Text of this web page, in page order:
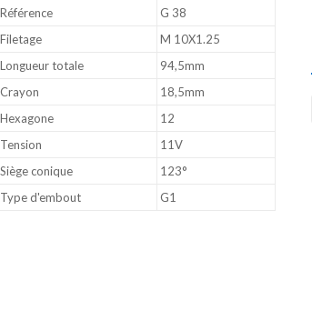
Référence
G 38
Filetage
M 10X1.25
Longueur totale
94,5mm
Crayon
18,5mm
Hexagone
12
Tension
11V
Siège conique
123°
Type d'embout
G1